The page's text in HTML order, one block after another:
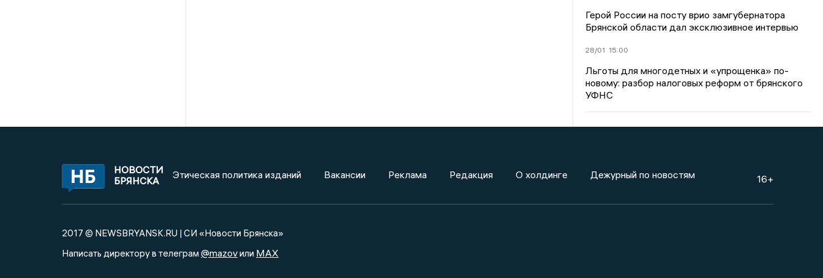
Герой России на посту врио замгубернатора
Брянской области дал эксклюзивное интервью
28/01 15:00
Льготы для многодетных и «упрощенка» по-
новому: разбор налоговых реформ от брянского
УФНС
НОВОСТИ
БРЯНСКА
Этическая политика изданий Вакансии Реклама Редакция О холдинге Дежурный по новостям 16+
2017 © NEWSBRYANSK.RU | СИ «Новости Брянска»
Написать директору в телеграм @mazovили MAX